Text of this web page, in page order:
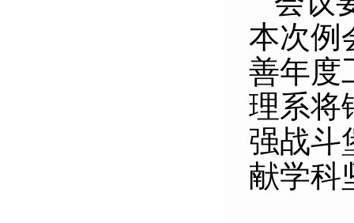
本次例
善年度
理系将
强战斗
献学科